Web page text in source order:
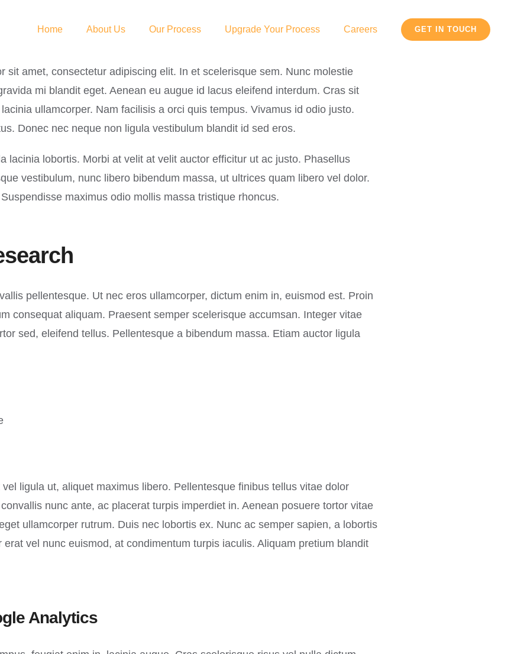
Home About Us Our Process Upgrade Your Process Careers GET IN TOUCH
sit amet, consectetur adipiscing elit. In et scelerisque sem. Nunc molestie
mi blandit eget. Aenean eu augue id lacus eleifend interdum. Cras sit
ullamcorper. Nam facilisis a orci quis tempus. Vivamus id odio justo.
Donec nec neque non ligula vestibulum blandit id sed eros.
lacinia lobortis. Morbi at velit at velit auctor efficitur ut ac justo. Phasellus
vestibulum, nunc libero bibendum massa, ut ultrices quam libero vel dolor.
maximus odio mollis massa tristique rhoncus.
pellentesque. Ut nec eros ullamcorper, dictum enim in, euismod est. Proin
consequat aliquam. Praesent semper scelerisque accumsan. Integer vitae
sed, eleifend tellus. Pellentesque a bibendum massa. Etiam auctor ligula
ligula ut, aliquet maximus libero. Pellentesque finibus tellus vitae dolor
nunc ante, ac placerat turpis imperdiet in. Aenean posuere tortor vitae
ullamcorper rutrum. Duis nec lobortis ex. Nunc ac semper sapien, a lobortis
vel nunc euismod, at condimentum turpis iaculis. Aliquam pretium blandit
Analytics